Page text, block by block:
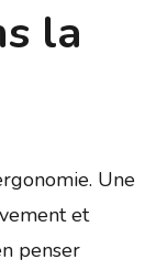
la
Une
et
penser